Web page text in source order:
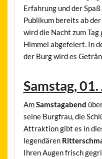
Erfahrung und der
Publikum bereits ab
wird die Nacht zum
Himmel abgefeiert. In
der Burg wird es
Samstag, 01.
AmSamstagabend
seine Burgfrau, die
Attraktion gibt es in
legendären
Ihren Augen frisch